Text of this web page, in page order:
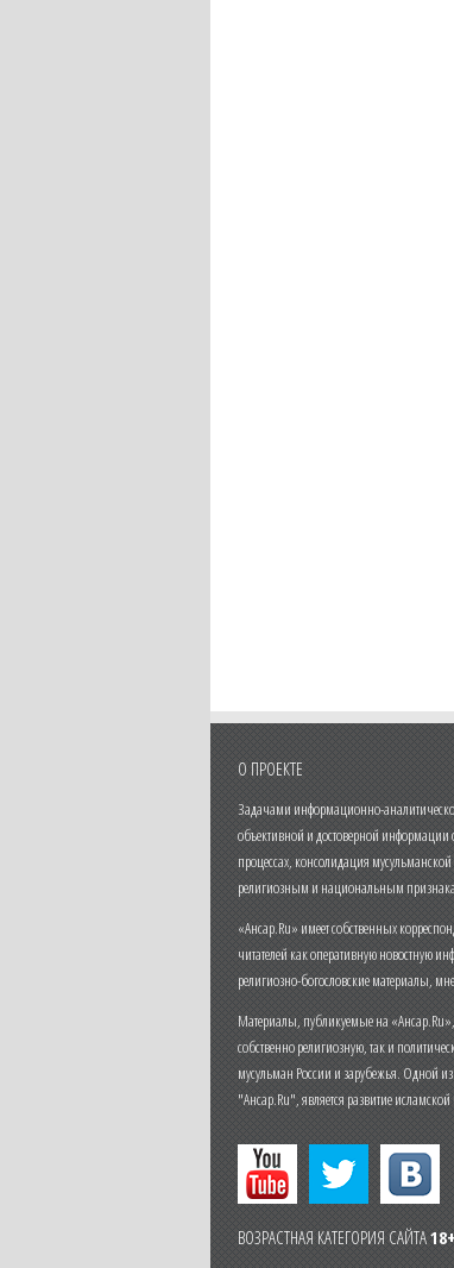
О ПРОЕКТЕ
Задачами информационно-
объективной и достоверной
процессах, консолидация
религиозным и национальным
«Ансар.Ru» имеет собственных
читателей как оперативную новостную
религиозно-богословские материалы,
Материалы, публикуемые на
собственно религиозную, так и
мусульман России и зарубежья. Одной из
"Ансар.Ru", является развитие
ВОЗРАСТНАЯ КАТЕГОРИЯ САЙТА18+